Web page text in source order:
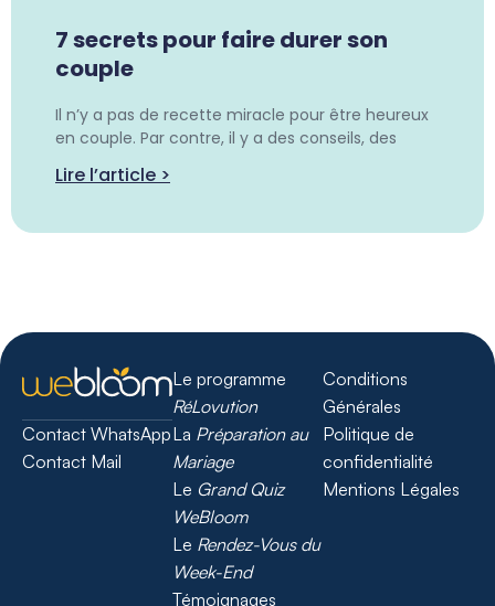
7 secrets pour faire durer son
couple
Il n’y a pas de recette miracle pour être heureux
en couple. Par contre, il y a des conseils, des
Lire l’article >
Contact WhatsApp
Contact Mail
Le programme
RéLovution
La Préparation au
Mariage
Le Grand Quiz
WeBloom
Le Rendez-Vous du
Week-End
Témoignages
Conditions
Générales
Politique de
confidentialité
Mentions Légales